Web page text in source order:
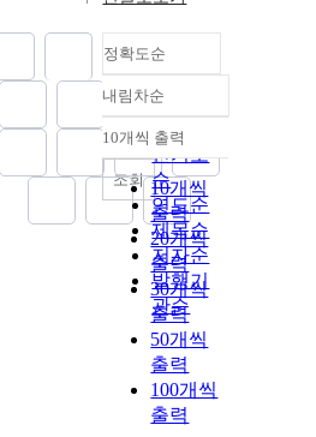
정확도순
정확도
순
인기도
순
연도순
제목순
저자순
발행기
관순
내림차순
내림차순
10개씩 출력
10개씩
출력
20개씩
출력
30개씩
출력
50개씩
출력
100개씩
출력
조회